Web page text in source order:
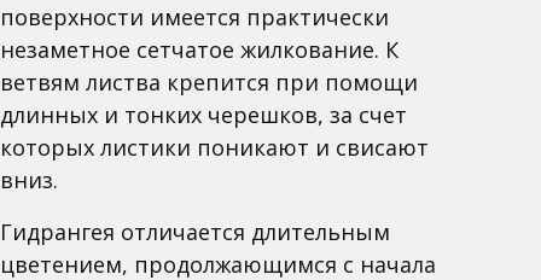
поверхности имеется практически
незаметное сетчатое жилкование. К
ветвям листва крепится при помощи
длинных и тонких черешков, за счет
которых листики поникают и свисают
вниз.
Гидрангея отличается длительным
цветением, продолжающимся с начала